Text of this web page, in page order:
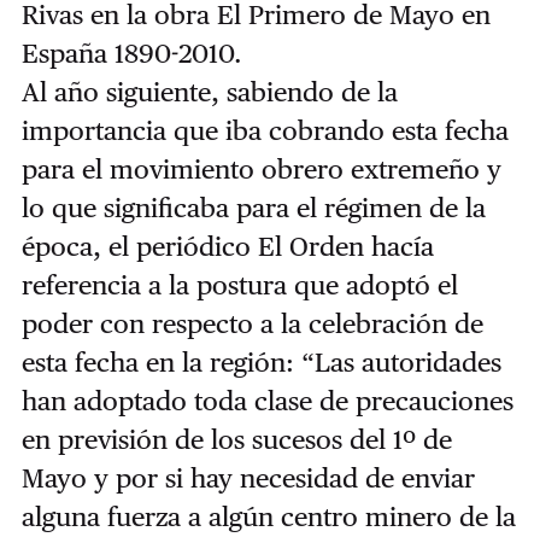
Rivas en la obra El Primero de Mayo en
España 1890-2010.
Al año siguiente, sabiendo de la
importancia que iba cobrando esta fecha
para el movimiento obrero extremeño y
lo que significaba para el régimen de la
época, el periódico El Orden hacía
referencia a la postura que adoptó el
poder con respecto a la celebración de
esta fecha en la región: “Las autoridades
han adoptado toda clase de precauciones
en previsión de los sucesos del 1º de
Mayo y por si hay necesidad de enviar
alguna fuerza a algún centro minero de la